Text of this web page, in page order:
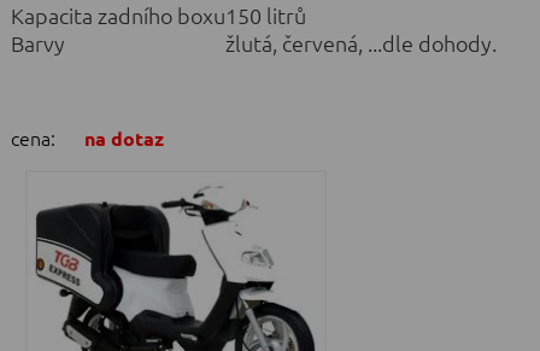
Kapacita zadního boxu150 litrů
Barvy
žlutá, červená, ...dle dohody.
cena: na dotaz